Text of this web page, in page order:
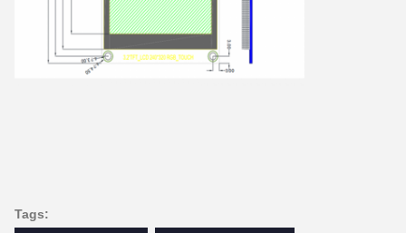
Tags: